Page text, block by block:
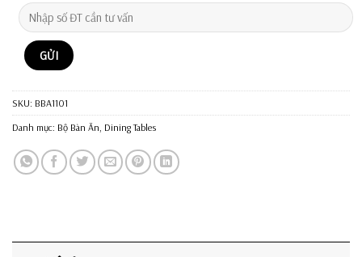
SKU: BBA1101
Danh mục: Bộ Bàn Ăn, Dining Tables